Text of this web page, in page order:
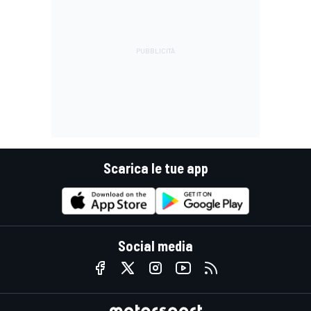
Scarica le tue app
Social media